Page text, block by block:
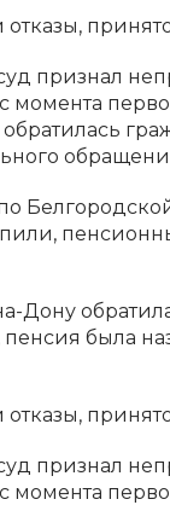
признал
Дону
была
признал